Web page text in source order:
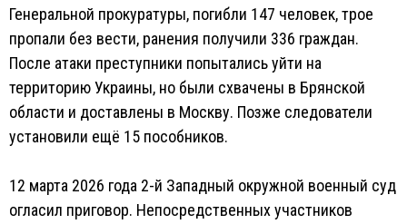
Генеральной прокуратуры, погибли 147 человек, трое
пропали без вести, ранения получили 336 граждан.
После атаки преступники попытались уйти на
территорию Украины, но были схвачены в Брянской
области и доставлены в Москву. Позже следователи
установили ещё 15 пособников.
12 марта 2026 года 2-й Западный окружной военный суд
огласил приговор. Непосредственных участников